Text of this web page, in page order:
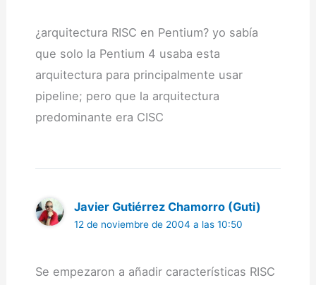
¿arquitectura RISC en Pentium? yo sabía
que solo la Pentium 4 usaba esta
arquitectura para principalmente usar
pipeline; pero que la arquitectura
predominante era CISC
Javier Gutiérrez Chamorro (Guti)
12 de noviembre de 2004 a las 10:50
Se empezaron a añadir características RISC